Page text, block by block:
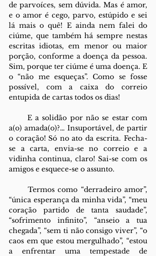
de parvoíces, sem dúvida. Mas é amor,
e o amor é cego, parvo, estúpido e sei
lá mais o quê! E ainda nem falei do
ciúme, que também há sempre nestas
escritas idiotas, em menor ou maior
porção, conforme a doença da pessoa.
Sim, porque ter ciúme é uma doença. E
o “não me esqueças”. Como se fosse
possível, com a caixa do correio
entupida de cartas todos os dias!
E a solidão por não se estar com
a(o) amada(o)?… Insuportável, de partir
o coração! Só no ato da escrita. Fecha-
se a carta, envia-se no correio e a
vidinha continua, claro! Sai-se com os
amigos e esquece-se o assunto.
Termos como “derradeiro amor”,
“única esperança da minha vida”, “meu
coração partido de tanta saudade”,
“sofrimento infinito”, “anseio a tua
chegada”, “sem ti não consigo viver”, “o
caos em que estou mergulhado”, “estou
a enfrentar uma tempestade de